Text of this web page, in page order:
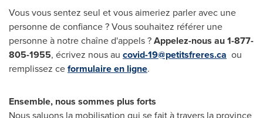
Vous vous sentez seul et vous aimeriez parler avec une
personne de confiance ? Vous souhaitez référer une
personne à notre chaîne d'appels ?Appelez-nous au 1-877-
805-1955, écrivez nous au covid-19@petitsfreres.ca ou
remplissez ceformulaire en ligne.
Ensemble, nous sommes plus forts
Nous saluons la mobilisation qui se fait à travers la province